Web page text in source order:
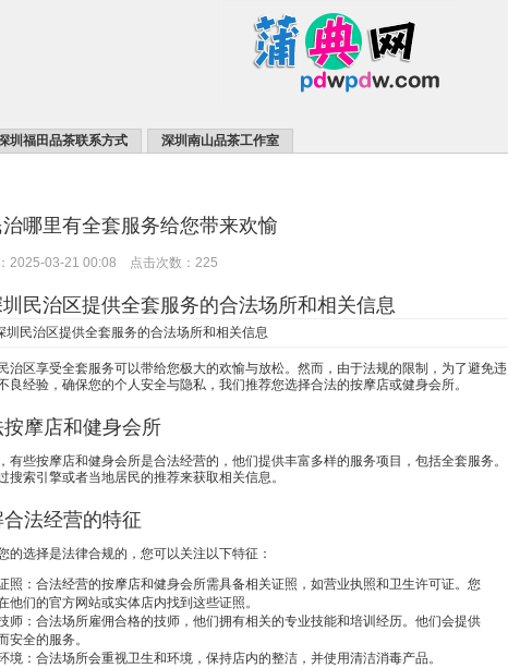
圳福田品茶联系方式 深圳南山品茶工作室
哪里有全套服务给您带来欢愉
2025-03-21 00:08 点击次数：225
民治区提供全套服务的合法场所和相关信息
治区享受全套服务可以带给您极大的欢愉与放松。然而，由于法规的限制，为了避免违
良经验，确保您的个人安全与隐私，我们推荐您选择合法的按摩店或健身会所。
按摩店和健身会所
有些按摩店和健身会所是合法经营的，他们提供丰富多样的服务项目，包括全套服务。
搜索引擎或者当地居民的推荐来获取相关信息。
法经营的特征
的选择是法律合规的，您可以关注以下特征：
照：合法经营的按摩店和健身会所需具备相关证照，如营业执照和卫生许可证。您
他们的官方网站或实体店内找到这些证照。
师：合法场所雇佣合格的技师，他们拥有相关的专业技能和培训经历。他们会提供
安全的服务。
境：合法场所会重视卫生和环境，保持店内的整洁，并使用清洁消毒产品。